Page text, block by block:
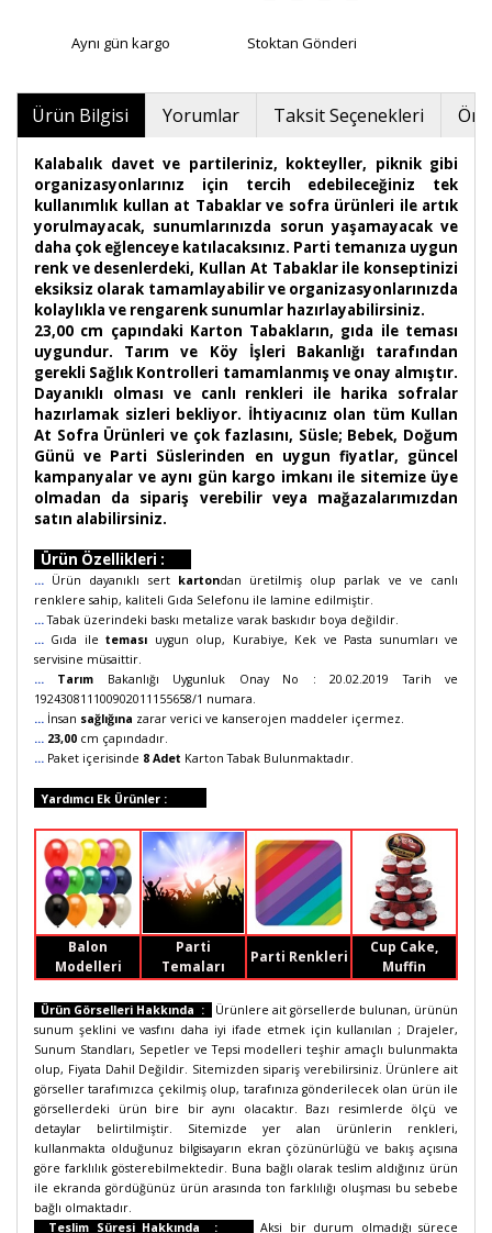
Aynı gün kargo Stoktan Gönderi
Ürün Bilgisi Yorumlar Taksit Seçenekleri
Kalabalık davet ve partileriniz, kokteyller, piknik gibi
organizasyonlarınız için tercih edebileceğiniz tek
kullanımlık kullan at Tabaklar ve sofra ürünleri ile artık
yorulmayacak, sunumlarınızda sorun yaşamayacak ve
daha çok eğlenceye katılacaksınız. Parti temanıza uygun
renk ve desenlerdeki, Kullan At Tabaklar ile konseptinizi
eksiksiz olarak tamamlayabilir ve organizasyonlarınızda
kolaylıkla ve rengarenk sunumlar hazırlayabilirsiniz.
23,00 cm çapındaki Karton Tabakların, gıda ile teması
uygundur. Tarım ve Köy İşleri Bakanlığı tarafından
gerekli Sağlık Kontrolleri tamamlanmış ve onay almıştır.
Dayanıklı olması ve canlı renkleri ile harika sofralar
hazırlamak sizleri bekliyor. İhtiyacınız olan tüm Kullan
At Sofra Ürünleri ve çok fazlasını, Süsle; Bebek, Doğum
Günü ve Parti Süslerinden en uygun fiyatlar, güncel
kampanyalar ve aynı gün kargo imkanı ile sitemize üye
olmadan da sipariş verebilir veya mağazalarımızdan
satın alabilirsiniz.
Ürün Özellikleri :
... Ürün dayanıklı sert kartondan üretilmiş olup parlak ve ve canlı
renklere sahip, kaliteli Gıda Selefonu ile lamine edilmiştir.
... Tabak üzerindeki baskı metalize varak baskıdır boya değildir.
... Gıda ileteması uygun olup, Kurabiye, Kek ve Pasta sunumları ve
servisine müsaittir.
...
Tarım Bakanlığı Uygunluk Onay No : 20.02.2019 Tarih ve
192430811100902011155658/1 numara.
... İnsan sağlığına zarar verici ve kanserojen maddeler içermez.
... 23,00 cm çapındadır.
... Paket içerisinde 8 Adet Karton Tabak Bulunmaktadır.
Yardımcı Ek Ürünler :
Balon
Modelleri
Parti
Temaları
Parti Renkleri
Cup Cake,
Muffin
Ürün Görselleri Hakkında :
Ürünlere ait görsellerde bulunan, ürünün
sunum şeklini ve vasfını daha iyi ifade etmek için kullanılan ; Drajeler,
Sunum Standları, Sepetler ve Tepsi modelleri teşhir amaçlı bulunmakta
olup, Fiyata Dahil Değildir. Sitemizden sipariş verebilirsiniz. Ürünlere ait
görseller tarafımızca çekilmiş olup, tarafınıza gönderilecek olan ürün ile
görsellerdeki ürün bire bir aynı olacaktır. Bazı resimlerde ölçü ve
detaylar belirtilmiştir. Sitemizde yer alan ürünlerin renkleri,
kullanmakta olduğunuz bilgisayarın ekran çözünürlüğü ve bakış açısına
göre farklılık gösterebilmektedir. Buna bağlı olarak teslim aldığınız ürün
ile ekranda gördüğünüz ürün arasında ton farklılığı oluşması bu sebebe
bağlı olmaktadır.
Teslim Süresi Hakkında :
Aksi bir durum olmadığı sürece